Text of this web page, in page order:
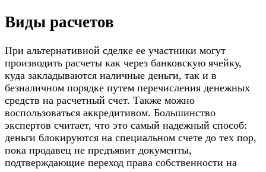
Виды расчетов
При альтернативной сделке ее участники могут
производить расчеты как через банковскую ячейку,
куда закладываются наличные деньги, так и в
безналичном порядке путем перечисления денежных
средств на расчетный счет. Также можно
воспользоваться аккредитивом. Большинство
экспертов считает, что это самый надежный способ:
деньги блокируются на специальном счете до тех пор,
пока продавец не предъявит документы,
подтверждающие переход права собственности на